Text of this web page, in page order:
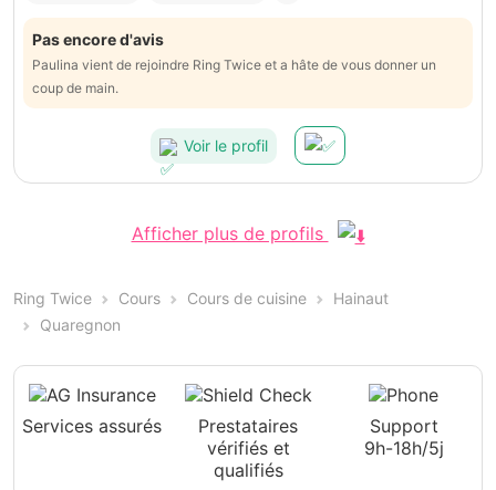
Pas encore d'avis
Paulina vient de rejoindre Ring Twice et a hâte de vous donner un
coup de main.
Voir le profil
Afficher plus de profils
Ring Twice Cours Cours de cuisine
Hainaut
Quaregnon
Services assurés
Prestataires
vérifiés et
qualifiés
Support
9h-18h/5j